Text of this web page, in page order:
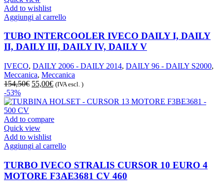
Add to wishlist
Aggiungi al carrello
TUBO INTERCOOLER IVECO DAILY I, DAILY
II, DAILY III, DAILY IV, DAILY V
IVECO, DAILY 2006 - DAILY 2014, DAILY 96 - DAILY S2000,
Meccanica, Meccanica
154,50€ Il
originale
154,50€.
55,00€Il
attuale
55,00€.
(IVA escl. )
-53%
Add to compare
Quick view
Add to wishlist
Aggiungi al carrello
TURBO IVECO STRALIS CURSOR 10 EURO 4
MOTORE F3AE3681 CV 460